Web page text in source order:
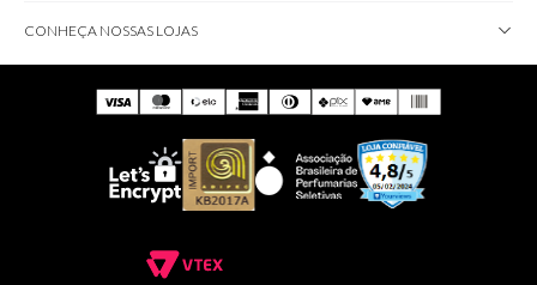
CONHEÇA NOSSAS LOJAS